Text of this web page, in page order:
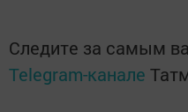
Следите за самым
Telegram-канале